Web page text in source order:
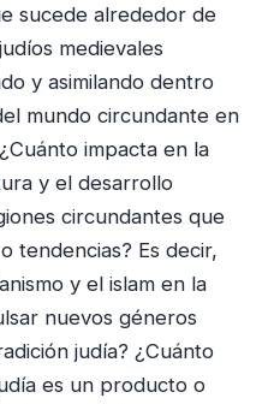
sucede alrededor de
medievales
y asimilando dentro
mundo circundante en
impacta en la
y el desarrollo
circundantes que
tendencias? Es decir,
y el islam en la
nuevos géneros
judía? ¿Cuánto
es un producto o